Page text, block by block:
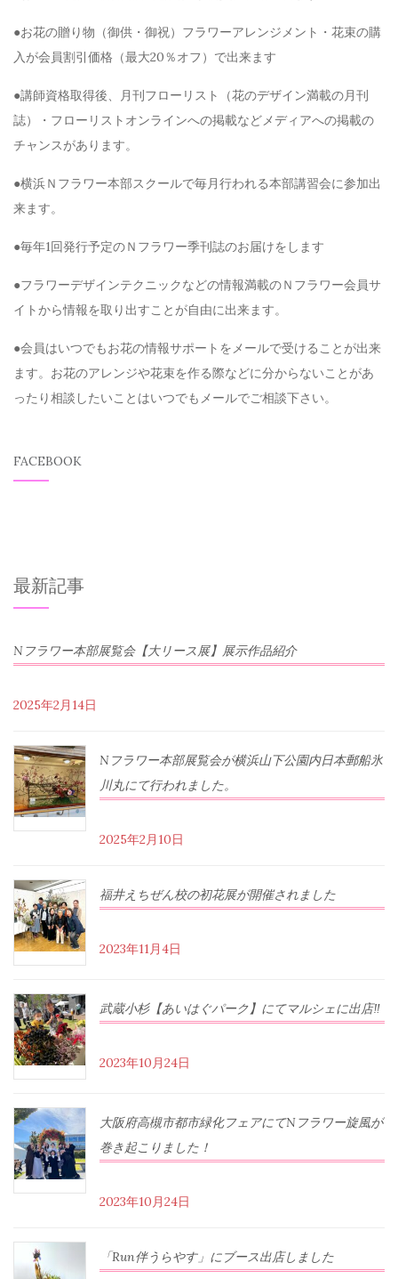
●お花の贈り物（御供・御祝）フラワーアレンジメント・花束の購
入が会員割引価格（最大20％オフ）で出来ます
●講師資格取得後、月刊フローリスト（花のデザイン満載の月刊
誌）・フローリストオンラインへの掲載などメディアへの掲載の
チャンスがあります。
●横浜Ｎフラワー本部スクールで毎月行われる本部講習会に参加出
来ます。
●毎年1回発行予定のＮフラワー季刊誌のお届けをします
●フラワーデザインテクニックなどの情報満載のＮフラワー会員サ
イトから情報を取り出すことが自由に出来ます。
●会員はいつでもお花の情報サポートをメールで受けることが出来
ます。お花のアレンジや花束を作る際などに分からないことがあ
ったり相談したいことはいつでもメールでご相談下さい。
FACEBOOK
最新記事
Nフラワー本部展覧会【大リース展】展示作品紹介
2025年2月14日
Nフラワー本部展覧会が横浜山下公園内日本郵船氷
川丸にて行われました。
2025年2月10日
福井えちぜん校の初花展が開催されました
2023年11月4日
武蔵小杉【あいはぐパーク】にてマルシェに出店‼︎
2023年10月24日
大阪府高槻市都市緑化フェアにてNフラワー旋風が
巻き起こりました！
2023年10月24日
「Run伴うらやす」にブース出店しました